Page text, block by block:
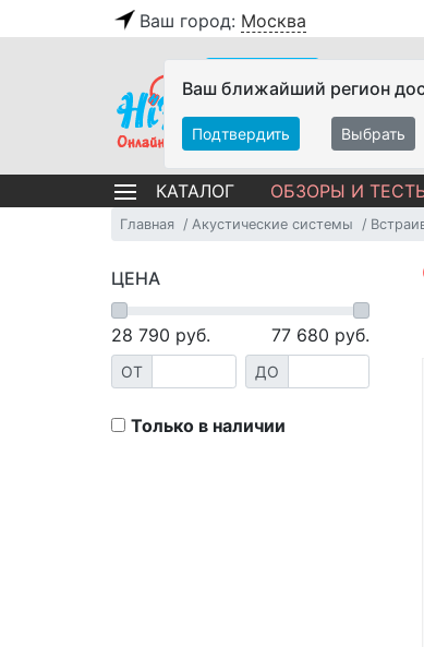
Ваш город: Москва
Ваш ближайший регион
Подтвердить Выбрать
КАТАЛОГ ОБЗОРЫ И
Главная Акустические системы
ЦЕНА
28 790 руб. 77 680 руб.
ОТ ДО
Только в наличии